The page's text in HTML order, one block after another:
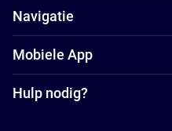
Navigatie
Mobiele App
Hulp nodig?